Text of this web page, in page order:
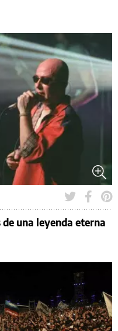
una leyenda eterna